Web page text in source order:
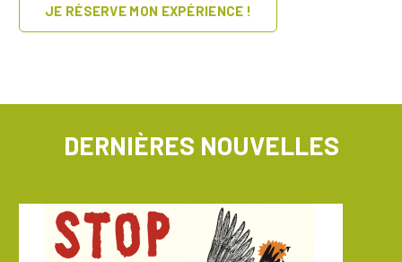
JE RÉSERVE MON EXPÉRIENCE !
DERNIÈRES NOUVELLES